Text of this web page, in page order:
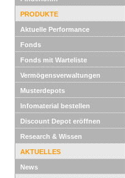
PRODUKTE
Aktuelle Performance
Fonds
Fonds mit Warteliste
Vermögensverwaltungen
Musterdepots
Infomaterial bestellen
Discount Depot eröffnen
Research & Wissen
AKTUELLES
News